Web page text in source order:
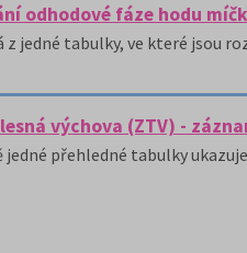
odhodové fáze hodu
z jedné tabulky, ve které jsou
výchova (ZTV) -
jedné přehledné tabulky